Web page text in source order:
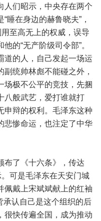
人们昭示，中央存在两个
睡在身边的赫鲁晓夫”，
至高无上的权威，误导
的“无产阶级司令部”。
道的人，自己发起一场运
统帅林彪不能碰之外，
场极不公平的竞技，先捆
八般武艺，爱打谁就打
申辩的权利。毛泽东这种
悲惨命运，也注定了中华
布了《十六条》，传达
可是毛泽东在天安门城
佩戴上宋斌斌献上的红袖
承认自己是这个组织的后
很快传遍全国，成为推动